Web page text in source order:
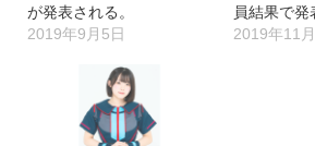
が発表される。
2019年9月5日
員結果で発
2019年11